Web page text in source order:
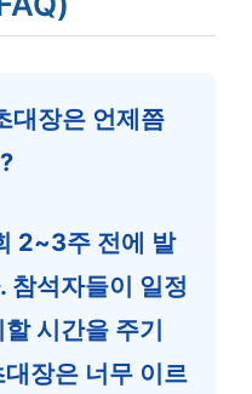
대장은 언제쯤
2~3주 전에 발
참석자들이 일정
시간을 주기
대장은 너무 이르